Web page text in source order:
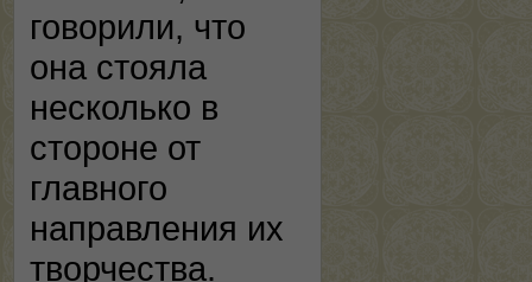
говорили, что
она стояла
несколько в
стороне от
главного
направления их
творчества.